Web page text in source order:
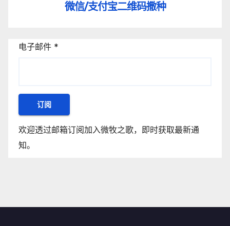
微信/支付宝二维码撒种
电子邮件 *
订阅
欢迎透过邮箱订阅加入微牧之歌，即时获取最新通
知。